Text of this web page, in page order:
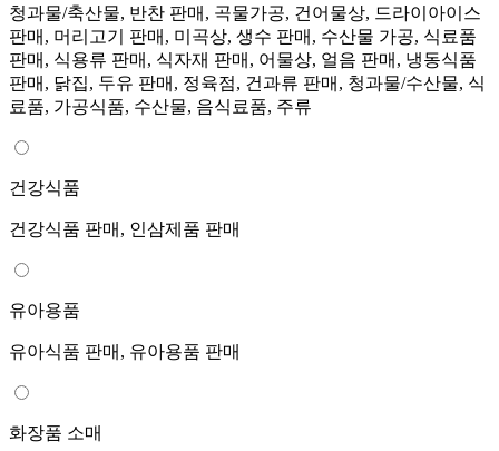
청과물/축산물, 반찬 판매, 곡물가공, 건어물상, 드라이아이스
판매, 머리고기 판매, 미곡상, 생수 판매, 수산물 가공, 식료품
판매, 식용류 판매, 식자재 판매, 어물상, 얼음 판매, 냉동식품
판매, 닭집, 두유 판매, 정육점, 건과류 판매, 청과물/수산물, 식
료품, 가공식품, 수산물, 음식료품, 주류
건강식품
건강식품 판매, 인삼제품 판매
유아용품
유아식품 판매, 유아용품 판매
화장품 소매